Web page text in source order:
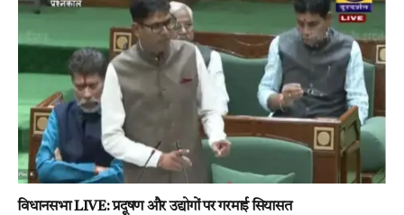
विधानसभा LIVE: प्रदूषण और उद्योगों पर गरमाई सियासत